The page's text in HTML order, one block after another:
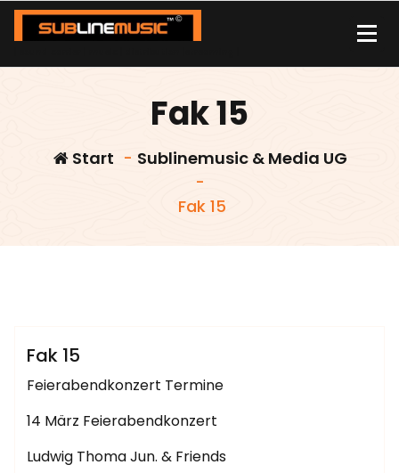
Zum
Inhalt
Fak 15
Start - Sublinemusic & Media UG
-
Fak 15
Sublinemusic & Media UG
Fak 15
Feierabendkonzert Termine
14 März Feierabendkonzert
Ludwig Thoma Jun. & Friends